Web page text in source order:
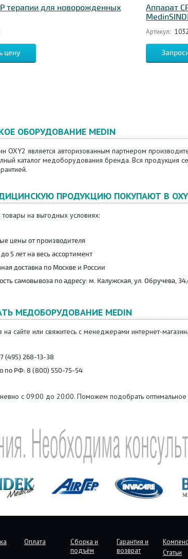
терапии для новорожденных
цену
Аппарат
MedinSINDI
Артикул:
ОБОРУДОВАНИЕ MEDIN
OXY2 является авторизованным партнером
каталог медоборудования бренда. Вся продукция
ПРОДУКЦИЮ ПОКУПАЮТ В
на выгодных условиях:
цены от производителя
5 лет на весь ассортимент
доставка по Москве и России
самовывоза по адресу: м. Калужская, ул. Обручева, 34/
МЕДОБОРУДОВАНИЕ MEDIN
сайте или свяжитесь с менеджерами интернет-
(495) 268-13-38
по РФ: 8 (800) 550-75-54
с 09:00 до 20:00. Поможем подобрать
Оплата
Сборка и
подъём
Гарантия и
возврат
Статьи